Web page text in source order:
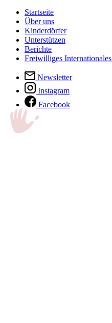
Startseite
Über uns
Kinderdörfer
Unterstützen
Berichte
Freiwilliges
Newsletter
Instagram
Facebook